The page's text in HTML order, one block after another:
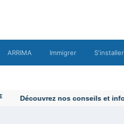
ARRIMA Immigrer S'installer
Découvrez nos conseils et